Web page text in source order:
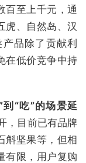
百至上千元，通
虎、自然岛、汉
品除了贡献利
在低价竞争中持
“吃”的场景延
，目前已有品牌
斛坚果等，但相
有限，用户复购